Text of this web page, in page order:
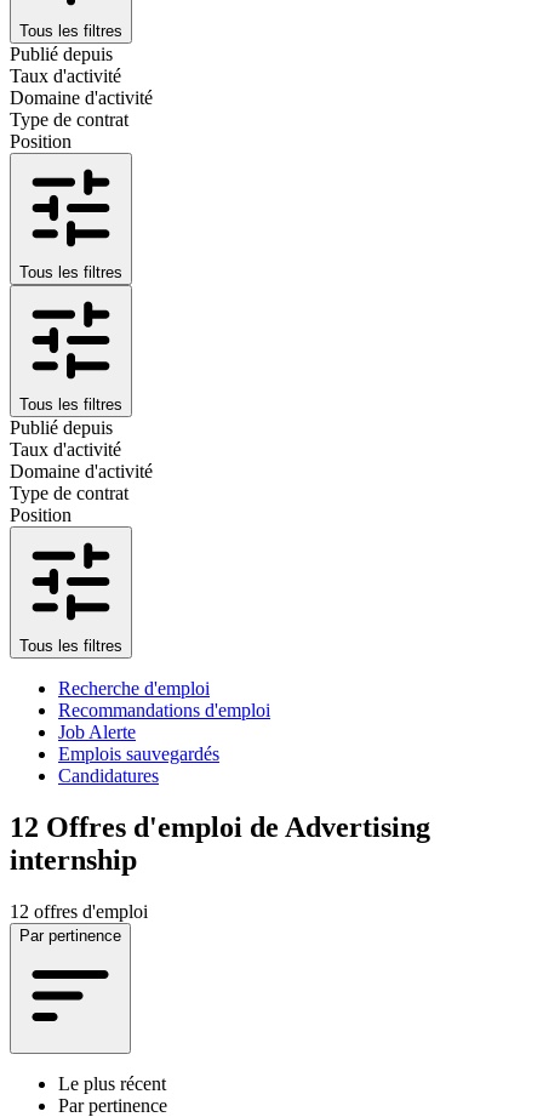
Tous les filtres
Publié depuis
Taux d'activité
Domaine d'activité
Type de contrat
Position
Tous les filtres
Tous les filtres
Publié depuis
Taux d'activité
Domaine d'activité
Type de contrat
Position
Tous les filtres
Recherche d'emploi
Recommandations d'emploi
Job Alerte
Emplois sauvegardés
Candidatures
12 Offres d'emploi de Advertising
internship
12 offres d'emploi
Par pertinence
Le plus récent
Par pertinence